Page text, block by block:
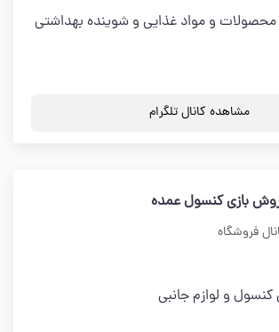
محصولات و مواد غذایی و شوینده بهداشتی
مشاهده کانال تلگرام
بازي كنسول عمده
فروشگاه
كنسول و لوازم جانبي